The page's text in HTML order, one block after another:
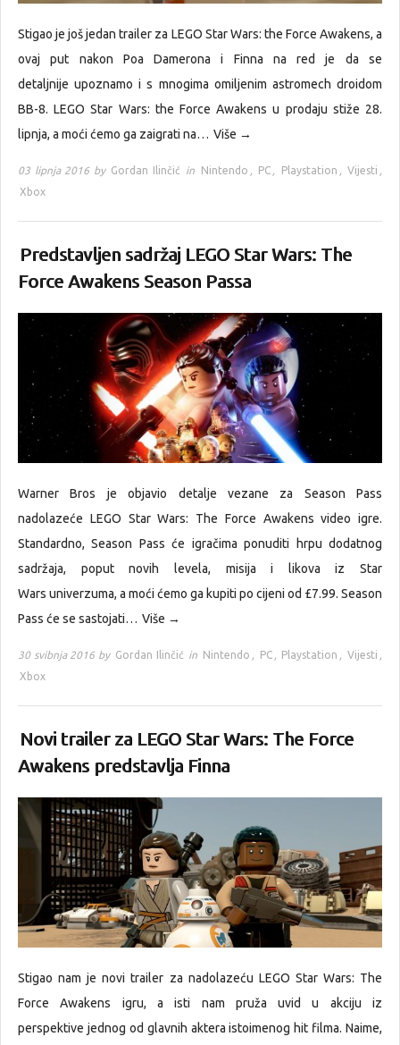
Stigao je još jedan trailer za LEGO Star Wars: the Force Awakens, a
ovaj put nakon Poa Damerona i Finna na red je da se
detaljnije upoznamo i s mnogima omiljenim astromech droidom
BB-8. LEGO Star Wars: the Force Awakens u prodaju stiže 28.
lipnja, a moći ćemo ga zaigrati na… Više →
03 lipnja 2016 by Gordan Ilinčić in Nintendo , PC , Playstation , Vijesti ,
Xbox
Predstavljen sadržaj LEGO Star Wars: The
Force Awakens Season Passa
Warner Bros je objavio detalje vezane za Season Pass
nadolazeće LEGO Star Wars: The Force Awakens video igre.
Standardno, Season Pass će igračima ponuditi hrpu dodatnog
sadržaja, poput novih levela, misija i likova iz Star
Wars univerzuma, a moći ćemo ga kupiti po cijeni od £7.99. Season
Pass će se sastojati… Više →
30 svibnja 2016 by Gordan Ilinčić in Nintendo , PC , Playstation , Vijesti ,
Xbox
Novi trailer za LEGO Star Wars: The Force
Awakens predstavlja Finna
Stigao nam je novi trailer za nadolazeću LEGO Star Wars: The
Force Awakens igru, a isti nam pruža uvid u akciju iz
perspektive jednog od glavnih aktera istoimenog hit filma. Naime,